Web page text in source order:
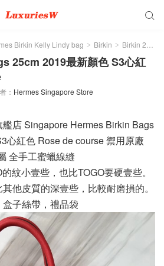

Birkin Kelly Lindy bag > Birkin > Birkin 25CM
25cm 2019最新顏色 S3心紅
： Hermes Singapore Store
店 Singapore Hermes Birkin Bags
心紅色 Rose de course 禦用原廠
全手工蜜蠟線縫
紋小壹些，也比TOGO要硬壹些。
他皮質的深壹些，比較耐磨損的。
子絲帶，禮品袋